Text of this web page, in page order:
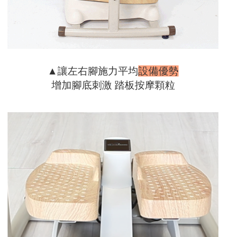
▲ 讓左右腳施力平均設備優勢
增加腳底刺激 踏板按摩顆粒